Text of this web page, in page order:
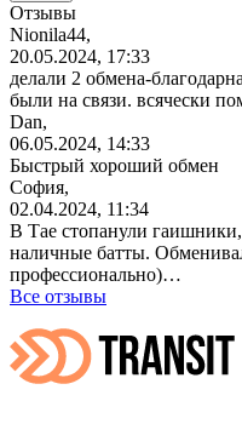
Отзывы
Nionila44,
20.05.2024, 17:33
делали 2 обмена-благодарна
были на связи. всячески
Dan,
06.05.2024, 14:33
Быстрый хороший обмен
София,
02.04.2024, 11:34
В Тае стопанули гаишники,
наличные батты.
профессионально)…
Все отзывы